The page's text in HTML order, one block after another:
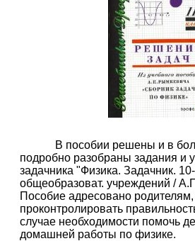
В пособии решены и в
подробно разобраны задания и
задачника "Физика. Задачник.
общеобразоват. учреждений /
Пособие адресовано
проконтролировать
случае необходимости помочь
домашней работы по физике.